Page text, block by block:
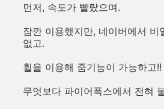
먼저, 속도가 빨랐으며.
잠깐 이용했지만, 네이버에서 비
없고.
휠을 이용해 줌기능이 가능하고!!
무엇보다 파이어폭스에서 전혀